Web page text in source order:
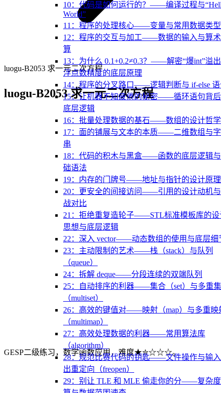
10：代码是如何运行的？——编译过程与
World”
11：程序的处理核心——变量与常用数据类型
12：程序的交互与加工——数据的输入与算
算
13：为什么 0.1+0.2≠0.3？——解密“爆int”溢
浮点数精度的底层原理
14：程序的分叉路口——逻辑判断与 if-else
15：让机器不知疲倦的秘密——循环语句背
底层逻辑
16：批量处理数据的基石——数组的设计哲学
17：面的铺展与文本的本质——二维数组与
串
18：代码的积木与黑盒——函数的底层逻辑
础语法
19：内存的门牌号——地址与指针的设计原理
20：更安全的间接访问——引用的设计动机
战对比
21：拒绝重复造轮子——STL标准模板库的设
思想与底层逻辑
22：深入 vector——动态数组的使用与底层细
23：主动限制的艺术——栈（stack）与队列
（queue）
24：拆解 deque——分段连续的双端队列
25：自动排序的利器——集合（set）与多重
（multiset）
26：高效的键值对——映射（map）与多重映
（multimap）
27：高效处理数据的利器——常用算法库
（algorithm）
28：规范比赛代码的钥匙——文件操作与输
出重定向（freopen）
29：别让 TLE 和 MLE 偷走你的分——复杂
luogu-B2053 求一元二次方程
luogu-B2053 求一元二次方程
GESP二级练习，数学函数应用，难度★✮☆☆☆。